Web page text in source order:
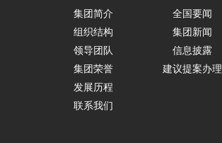
集团简介
组织结构
领导团队
集团荣誉
发展历程
联系我们
全国要闻
集团新闻
信息披露
建议提案办理